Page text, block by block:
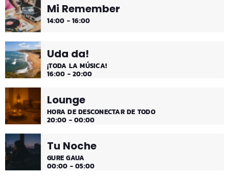
Mi Remember
14:00 - 16:00
Uda da!
¡TODA LA MÚSICA!
16:00 - 20:00
Lounge
HORA DE DESCONECTAR DE TODO
20:00 - 00:00
Tu Noche
GURE GAUA
00:00 - 05:00